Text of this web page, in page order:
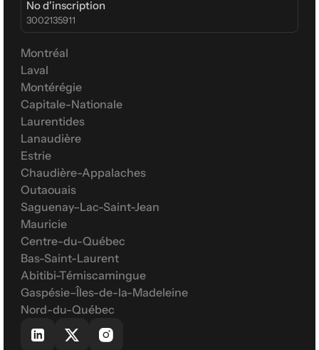
No d'inscription
3002135911
Montréal
Laval
Montérégie
Capitale-Nationale
Laurentides
Lanaudière
Estrie
Chaudière-Appalaches
Outaouais
Saguenay–Lac-Saint-Jean
Mauricie
Centre-du-Québec
Bas-Saint-Laurent
Abitibi-Témiscamingue
Gaspésie–Îles-de-la-Madeleine
Nord-du-Québec